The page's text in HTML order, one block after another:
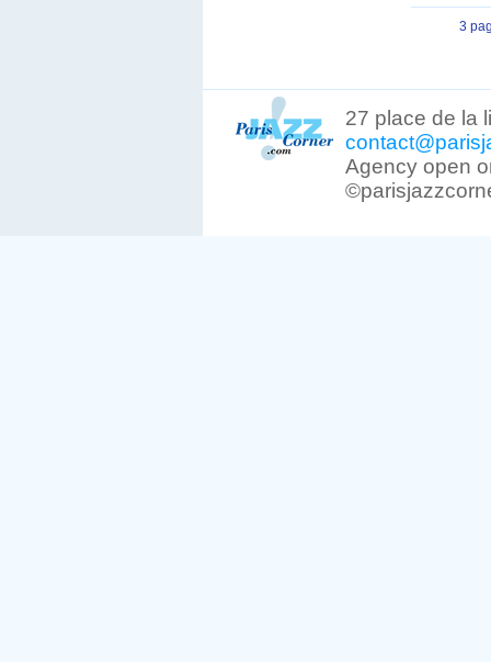
3
27 place de la
Agency open